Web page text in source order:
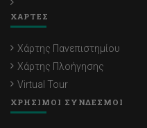
ΧΑΡΤΕΣ
Χάρτης Πανεπιστημίου
Χάρτης Πλοήγησης
Virtual Tour
ΧΡΗΣΙΜΟΙ ΣΥΝΔΕΣΜΟΙ